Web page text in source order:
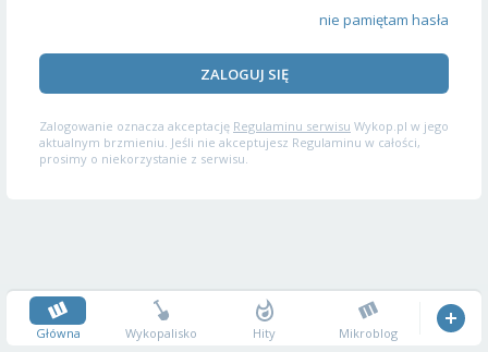
nie pamiętam hasła
ZALOGUJ SIĘ
Zalogowanie oznacza akceptację Regulaminu serwisu Wykop.pl w jego
aktualnym brzmieniu. Jeśli nie akceptujesz Regulaminu w całości,
prosimy o niekorzystanie z serwisu.
Główna Wykopalisko Hity Mikroblog